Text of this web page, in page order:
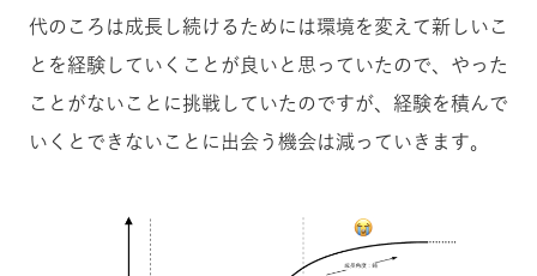
代のころは成長し続けるためには環境を変えて新しいこ
とを経験していくことが良いと思っていたので、やった
ことがないことに挑戦していたのですが、経験を積んで
いくとできないことに出会う機会は減っていきます。